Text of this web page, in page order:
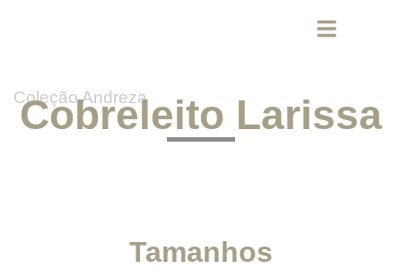
Coleção Andreza
Cobreleito Larissa
Tamanhos